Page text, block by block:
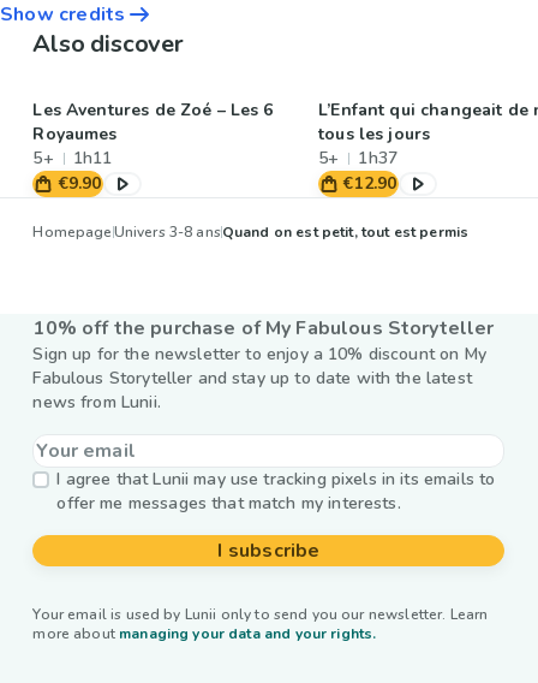
Show credits
Also discover
Les Aventures de Zoé – Les 6
Royaumes
5+
1h11
€9.90
L’Enfant qui changeait de
tous les jours
5+
1h37
€12.90
HomepageUnivers 3-8 ansQuand on est petit, tout est permis
10% off the purchase of My Fabulous Storyteller
Sign up for the newsletter to enjoy a 10% discount on My
Fabulous Storyteller and stay up to date with the latest
news from Lunii.
I agree that Lunii may use tracking pixels in its emails to
offer me messages that match my interests.
I subscribe
Your email is used by Lunii only to send you our newsletter. Learn
more about managing your data and your rights.